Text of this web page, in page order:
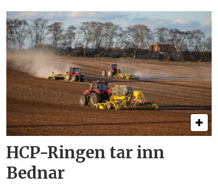
HCP-Ringen tar inn
Bednar